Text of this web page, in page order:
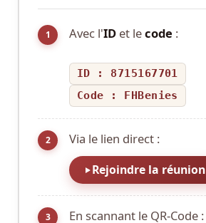
1 Avec l'ID et lecode :
ID : 8715167701
Code : FHBenies
2 Via le lien direct :
Rejoindre la réunion
3 En scannant le QR-Code :